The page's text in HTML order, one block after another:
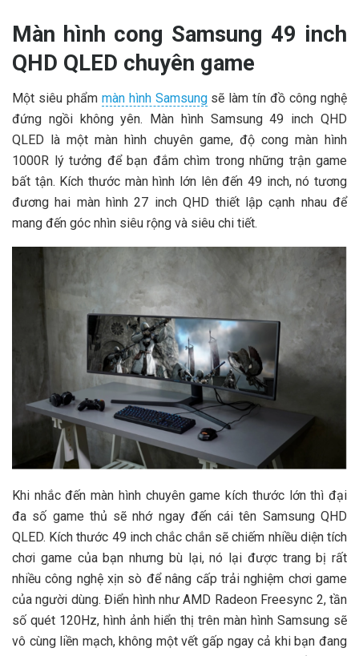
Màn hình cong Samsung 49 inch
QHD QLED chuyên game
Một siêu phẩm màn hình Samsungsẽ làm tín đồ công nghệ
đứng ngồi không yên. Màn hình Samsung 49 inch QHD
QLED là một màn hình chuyên game, độ cong màn hình
1000R lý tưởng để bạn đắm chìm trong những trận game
bất tận. Kích thước màn hình lớn lên đến 49 inch, nó tương
đương hai màn hình 27 inch QHD thiết lập cạnh nhau để
mang đến góc nhìn siêu rộng và siêu chi tiết.
Khi nhắc đến màn hình chuyên game kích thước lớn thì đại
đa số game thủ sẽ nhớ ngay đến cái tên Samsung QHD
QLED. Kích thước 49 inch chắc chắn sẽ chiếm nhiều diện tích
chơi game của bạn nhưng bù lại, nó lại được trang bị rất
nhiều công nghệ xịn sò để nâng cấp trải nghiệm chơi game
của người dùng. Điển hình như AMD Radeon Freesync 2, tần
số quét 120Hz, hình ảnh hiển thị trên màn hình Samsung sẽ
vô cùng liền mạch, không một vết gấp ngay cả khi bạn đang